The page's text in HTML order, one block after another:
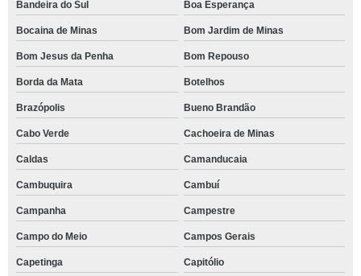
Bandeira do Sul Boa Esperança
Bocaina de Minas Bom Jardim de Minas
Bom Jesus da Penha Bom Repouso
Borda da Mata Botelhos
Brazópolis Bueno Brandão
Cabo Verde Cachoeira de Minas
Caldas Camanducaia
Cambuquira Cambuí
Campanha Campestre
Campo do Meio Campos Gerais
Capetinga Capitólio